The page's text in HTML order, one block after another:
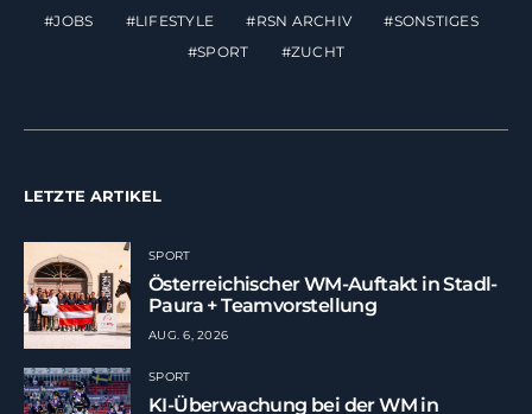
JOBS LIFESTYLE RSN ARCHIV
SONSTIGES
SPORT
ZUCHT
LETZTE ARTIKEL
SPORT
Österreichischer WM-Auftakt in Stadl-
Paura + Teamvorstellung
AUG. 6, 2026
SPORT
KI-Überwachung bei der WM in